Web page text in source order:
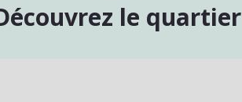
le quartier